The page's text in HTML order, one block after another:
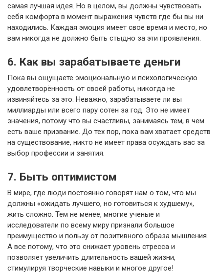
самая лучшая идея. Но в целом, вы должны чувствовать
себя комфорта в момент выражения чувств где бы вы ни
находились. Каждая эмоция имеет свое время и место, но
вам никогда не должно быть стыдно за эти проявления.
6. Как вы зарабатываете деньги
Пока вы ощущаете эмоциональную и психологическую
удовлетворённость от своей работы, никогда не
извиняйтесь за это. Неважно, зарабатываете ли вы
миллиарды или всего пару сотен за год. Это не имеет
значения, потому что вы счастливы, занимаясь тем, в чем
есть ваше призвание. До тех пор, пока вам хватает средств
на существование, никто не имеет права осуждать вас за
выбор профессии и занятия.
7. Быть оптимистом
В мире, где люди постоянно говорят нам о том, что мы
должны «ожидать лучшего, но готовиться к худшему»,
жить сложно. Тем не менее, многие ученые и
исследователи по всему миру признали большое
преимущество и пользу от позитивного образа мышления.
А все потому, что это снижает уровень стресса и
позволяет увеличить длительность вашей жизни,
стимулируя творческие навыки и многое другое!